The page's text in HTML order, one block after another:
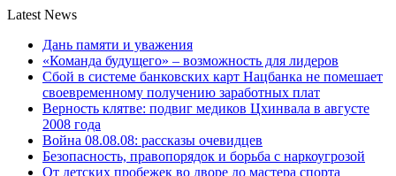
Latest News
Дань памяти и уважения
«Команда будущего» – возможность для лидеров
Сбой в системе банковских карт Нацбанка не помешает
своевременному получению заработных плат
Верность клятве: подвиг медиков Цхинвала в августе
2008 года
Война 08.08.08: рассказы очевидцев
Безопасность, правопорядок и борьба с наркоугрозой
От детских пробежек во дворе до мастера спорта